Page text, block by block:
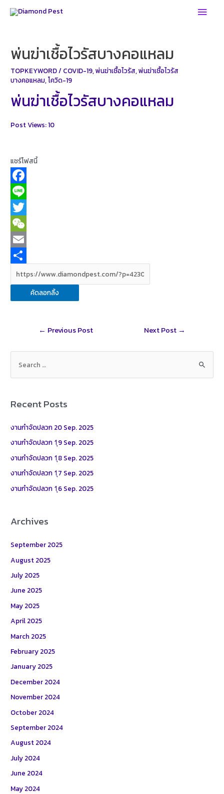
Skip
Main
พ่นฆ่าเชื้อไวรัสบางคอแหลม
TOPKEYWORD/ COVID-19,พ่นฆ่าเชื้อไวรัส,พ่นฆ่าเชื้อไวรัส
บางคอแหลม,โควิด-19
พ่นฆ่าเชื้อไวรัสบางคอแหลม
Post Views:10
แชร์โฟสนี้
F
a
c
e
b
o
k
L
n
e
T
w
t
e
W
e
h
a
E
m
a
i
h
a
คัดลอกลิ้ง
← Previous Post Next Post →
h
:
Recent Posts
งานกำจัดปลวก 20 Sep. 2025
งานกำจัดปลวก 1ุ9 Sep. 2025
งานกำจัดปลวก 1ุ8 Sep. 2025
งานกำจัดปลวก 1ุ7 Sep. 2025
งานกำจัดปลวก 1ุ6 Sep. 2025
Archives
September 2025
August 2025
July 2025
June 2025
May 2025
April 2025
March 2025
February 2025
January 2025
December 2024
November 2024
October 2024
September 2024
August 2024
July 2024
June 2024
May 2024